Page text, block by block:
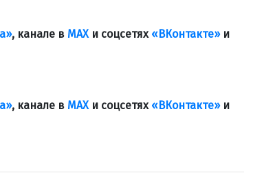
, канале в МАХи соцсетях «ВКонтакте»и
, канале в МАХи соцсетях «ВКонтакте»и